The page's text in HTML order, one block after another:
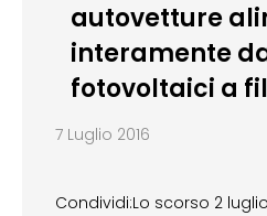
autovetture
interamente
fotovoltaici a
7 Luglio 2016
Condividi:Lo scorso 2